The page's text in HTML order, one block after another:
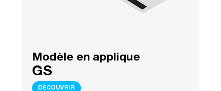
Modèle en applique
GS
DÉCOUVRIR